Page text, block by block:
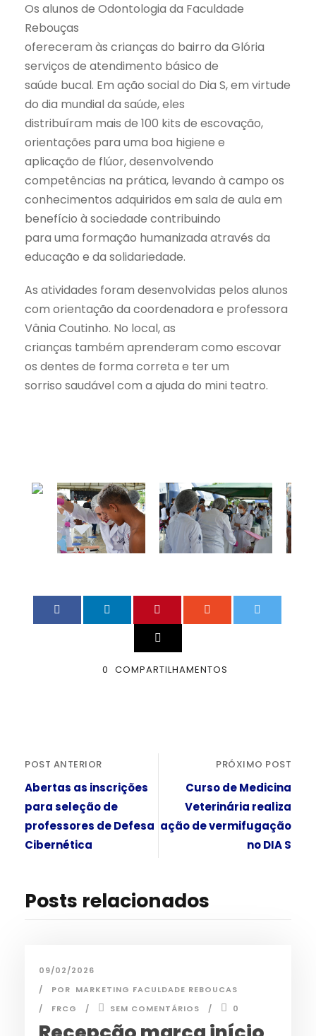
Os alunos de Odontologia da Faculdade
Rebouças
ofereceram às crianças do bairro da Glória
serviços de atendimento básico de
saúde bucal. Em ação social do Dia S, em virtude
do dia mundial da saúde, eles
distribuíram mais de 100 kits de escovação,
orientações para uma boa higiene e
aplicação de flúor, desenvolvendo
competências na prática, levando à campo os
conhecimentos adquiridos em sala de aula em
benefício à sociedade contribuindo
para uma formação humanizada através da
educação e da solidariedade.
As atividades foram desenvolvidas pelos alunos
com orientação da coordenadora e professora
Vânia Coutinho. No local, as
crianças também aprenderam como escovar
os dentes de forma correta e ter um
sorriso saudável com a ajuda do mini teatro.
0 COMPARTILHAMENTOS
POST ANTERIOR
Abertas as inscrições
para seleção de
professores de Defesa
Cibernética
PRÓXIMO POST
Curso de Medicina
Veterinária realiza
ação de vermifugação
no DIA S
Posts relacionados
09/02/2026
POR MARKETING FACULDADE REBOUCAS
FRCG
SEM COMENTÁRIOS 0